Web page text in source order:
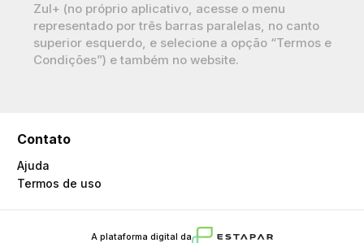
Zul+ (no próprio aplicativo, acesse o menu
representado por três barras paralelas, no canto
superior esquerdo, e selecione a opção “Termos e
Condições”) e também no website.
Contato
Ajuda
Termos de uso
A plataforma digital da